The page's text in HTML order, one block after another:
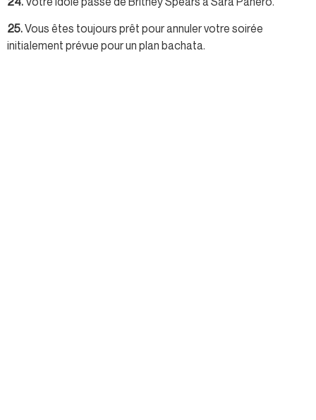
25.Vous êtes toujours prêt pour annuler votre soirée
initialement prévue pour un plan bachata.